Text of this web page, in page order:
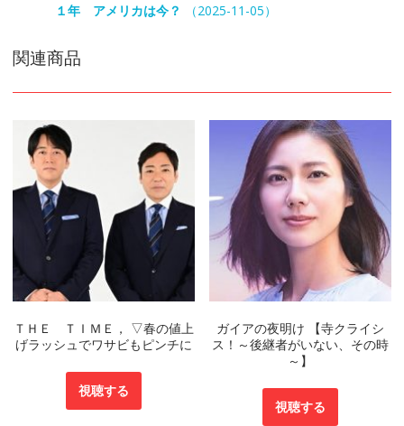
１年 アメリカは今？
（2025-11-05）
関連商品
ＴＨＥ ＴＩＭＥ， ▽春の値上
げラッシュでワサビもピンチに
視聴する
ガイアの夜明け 【寺クライシ
ス！～後継者がいない、その時
～】
視聴する